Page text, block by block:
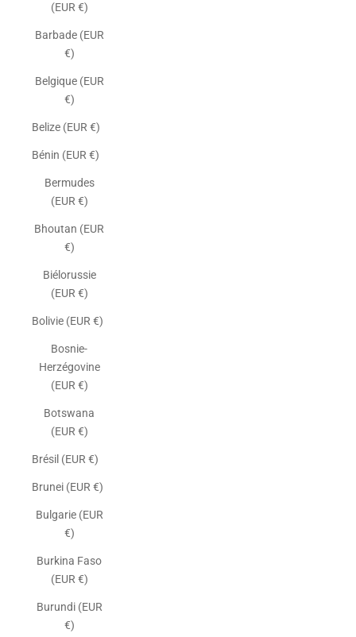
(EUR €)
Barbade (EUR
€)
Belgique (EUR
€)
Belize (EUR €)
Bénin (EUR €)
Bermudes
(EUR €)
Bhoutan (EUR
€)
Biélorussie
(EUR €)
Bolivie (EUR €)
Bosnie-
Herzégovine
(EUR €)
Botswana
(EUR €)
Brésil (EUR €)
Brunei (EUR €)
Bulgarie (EUR
€)
Burkina Faso
(EUR €)
Burundi (EUR
€)